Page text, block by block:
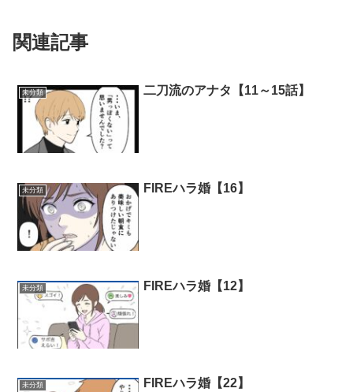
関連記事
未分類 二刀流のアナタ【11～15話】
未分類 FIREハラ婚【16】
未分類 FIREハラ婚【12】
未分類 FIREハラ婚【22】